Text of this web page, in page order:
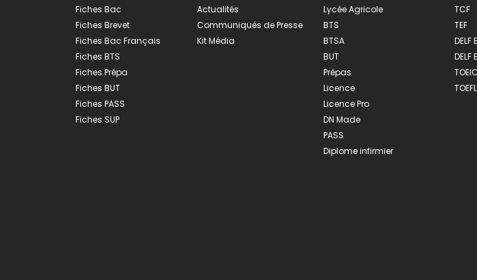
Fiches Bac
Fiches Brevet
Fiches Bac Français
Fiches BTS
Fiches Prépa
Fiches BUT
Fiches PASS
Fiches SUP
Actualités
Communiqués de Presse
Kit Média
Lycée Agricole
BTS
BTSA
BUT
Prépas
Licence
Licence Pro
DN Made
PASS
Diplome infirmier
TCF
TEF
DELF
DELF
TOEIC
TOEFL